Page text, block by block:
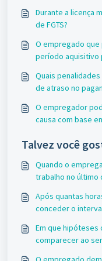
Durante a licença
de FGTS?
O empregado
período aquisitivo
Quais
de atraso no
O empregador
causa com base
Talvez você
Quando o
trabalho no último
Após quantas
conceder o
Em que hipóteses
comparecer ao